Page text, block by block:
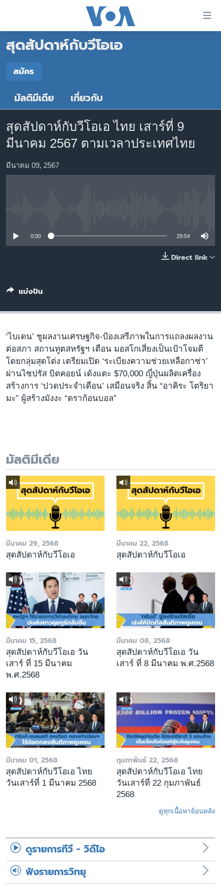
ต่อ
ข้าม
หน้า
หลัก
ไป
หน้าหลัก
โลก
สหรัฐฯ
ไทย
ธุรกิจ
วิทยาศาสตร์
สังคมและสุขภาพ
เรียนรู้ภาษาอังกฤษ
พอดคาสต์
สุดสัปดาห์กับวีโอเอ
สมัคร
สมัคร
Spotify
YouTube
สมัคร
มัลติมีเดีย เกี่ยวกับ
สุดสัปดาห์กับวีโอเอ ไทย เสาร์ที่ 9
มีนาคม 2567 ตามเวลาประเทศไทย
มีนาคม 09, 2567
0:00 29:54
Direct link
แบ่งปัน
‘ไบเดน’ ชูผลงานเศรษฐกิจ-ป้องเสรีภาพในการแถลงผลงาน
ต่อสภา สถานทูตสหรัฐฯ เตือน มอสโกเสี่ยงเป็นเป้าโจมตี
โดยกลุ่มสุดโต่ง เตรียมเปิด ‘ระเบียงความช่วยเหลือกาซ่า’
ผ่านไซปรัส บิตคอยน์ เด้งแตะ $70,000 ญี่ปุ่นผลิตเครื่อง
สร้างการ ‘ปวดประจำเดือน’ เสมือนจริง สิ้น “อาคิระ โตริยา
มะ” ผู้สร้างมังงะ “ดราก้อนบอล”
มัลติมีเดีย
มีนาคม 29, 2568
สุดสัปดาห์กับวีโอเอ
มีนาคม 22, 2568
สุดสัปดาห์กับวีโอเอ
มีนาคม 15, 2568
สุดสัปดาห์กับวีโอเอ วัน
เสาร์ ที่ 15 มีนาคม
พ.ศ.2568
มีนาคม 08, 2568
สุดสัปดาห์กับวีโอเอ วัน
เสาร์ ที่ 8 มีนาคม พ.ศ.2568
มีนาคม 01, 2568
สุดสัปดาห์กับวีโอเอ ไทย
วันเสาร์ที่ 1 มีนาคม 2568
กุมภาพันธ์ 22, 2568
สุดสัปดาห์กับวีโอเอ ไทย
วันเสาร์ที่ 22 กุมภาพันธ์
2568
ดูทุกเนื้อหาย้อนหลัง
ดูรายการทีวี - วิดีโอ
ฟังรายการวิทยุ